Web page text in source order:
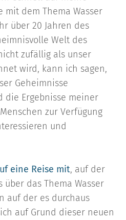
mit dem Thema Wasser
über 20 Jahren des
Welt des
zufällig als unser
wird, kann ich sagen,
Geheimnisse
die Ergebnisse meiner
zur Verfügung
und
eine Reise mit, auf der
das Thema Wasser
auf der es durchaus
auf Grund dieser neuen